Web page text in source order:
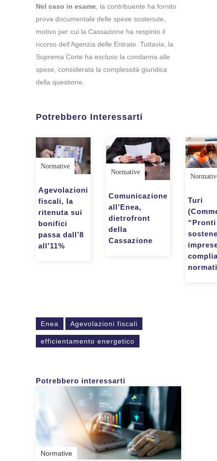
Nel caso in esame , la contribuente ha fornito
prova documentale delle spese sostenute,
motivo per cui la Cassazione ha respinto il
ricorso dell’Agenzia delle Entrate. Tuttavia, la
Suprema Corte ha escluso la condanna alle
spese, considerata la complessità giuridica
della questione.
Potrebbero Interessarti
Normative
Agevolazioni
fiscali, la
ritenuta sui
bonifici
passa dall’8
all’11%
Normative
Comunicazione
all’Enea,
dietrofront
della
Cassazione
Turi
“Pronti
Enea Agevolazioni fiscali
efficientamento energetico
Potrebbero interessarti
Normative